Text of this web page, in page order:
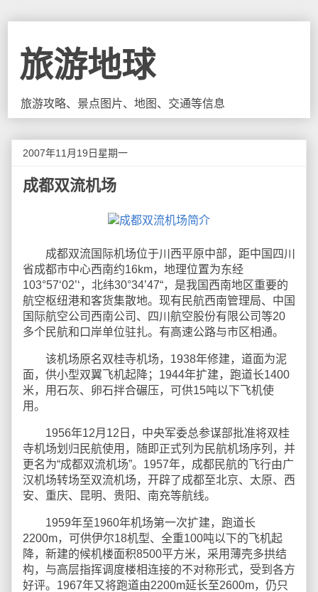
旅游地球
旅游攻略、景点图片、地图、交通等信息
2007年11月19日星期一
成都双流机场
成都双流国际机场位于川西平原中部，距中国四川
省成都市中心西南约16km，地理位置为东经
103°57‘02’‘，北纬30°34’47“，是我国西南地区重要的
航空枢纽港和客货集散地。现有民航西南管理局、中国
国际航空公司西南公司、四川航空股份有限公司等20
多个民航和口岸单位驻扎。有高速公路与市区相通。
该机场原名双桂寺机场，1938年修建，道面为泥
面，供小型双翼飞机起降；1944年扩建，跑道长1400
米，用石灰、卵石拌合碾压，可供15吨以下飞机使
用。
1956年12月12日，中央军委总参谋部批准将双桂
寺机场划归民航使用，随即正式列为民航机场序列，并
更名为“成都双流机场”。1957年，成都民航的飞行由广
汉机场转场至双流机场，开辟了成都至北京、太原、西
安、重庆、昆明、贵阳、南充等航线。
1959年至1960年机场第一次扩建，跑道长
2200m，可供伊尔18机型、全重100吨以下的飞机起
降，新建的候机楼面积8500平方米，采用薄壳多拱结
构，与高层指挥调度楼相连接的不对称形式，受到各方
好评。1967年又将跑道由2200m延长至2600m，仍只